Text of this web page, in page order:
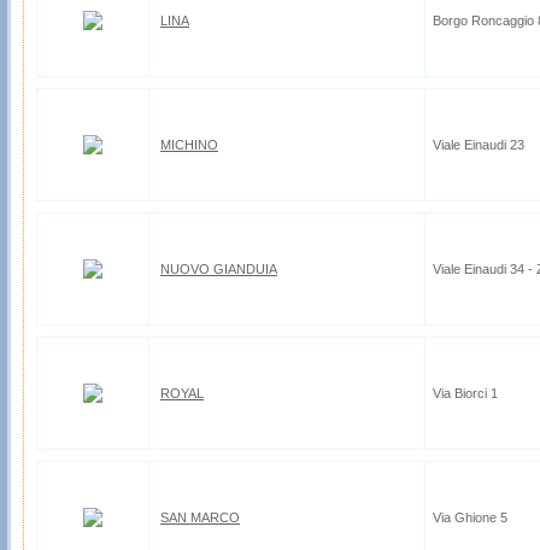
LINA Borgo Roncaggio
MICHINO Viale Einaudi 23
NUOVO GIANDUIA Viale Einaudi 34 -
ROYAL Via Biorci 1
SAN MARCO Via Ghione 5